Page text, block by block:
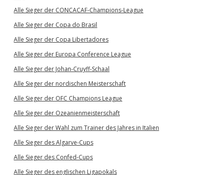
Alle Sieger der CONCACAF-Champions-League
Alle Sieger der Copa do Brasil
Alle Sieger der Copa Libertadores
Alle Sieger der Europa Conference League
Alle Sieger der Johan-Cruyff-Schaal
Alle Sieger der nordischen Meisterschaft
Alle Sieger der OFC Champions League
Alle Sieger der Ozeanienmeisterschaft
Alle Sieger der Wahl zum Trainer des Jahres in Italien
Alle Sieger des Algarve-Cups
Alle Sieger des Confed-Cups
Alle Sieger des englischen Ligapokals